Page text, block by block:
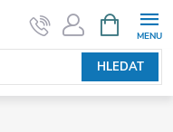
HLEDAT
NÁKUPNÍ
KOŠÍK